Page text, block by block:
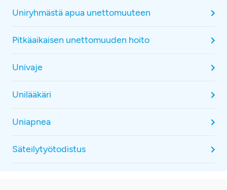
Uniryhmästä apua unettomuuteen
Pitkäaikaisen unettomuuden hoito
Univaje
Unilääkäri
Uniapnea
Säteilytyötodistus